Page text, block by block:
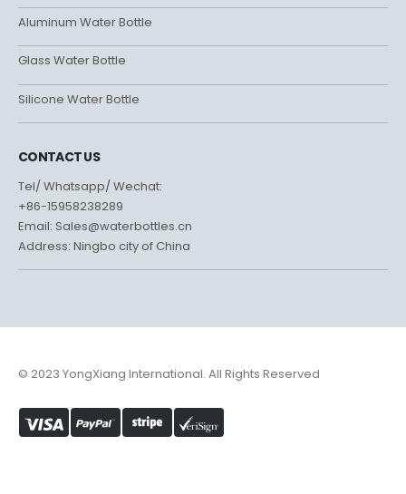
Aluminum Water Bottle
Glass Water Bottle
Silicone Water Bottle
CONTACT US
Tel/ Whatsapp/ Wechat:
+86-15958238289
Email: Sales@waterbottles.cn
Address: Ningbo city of China
© 2023 YongXiang International. All Rights Reserved